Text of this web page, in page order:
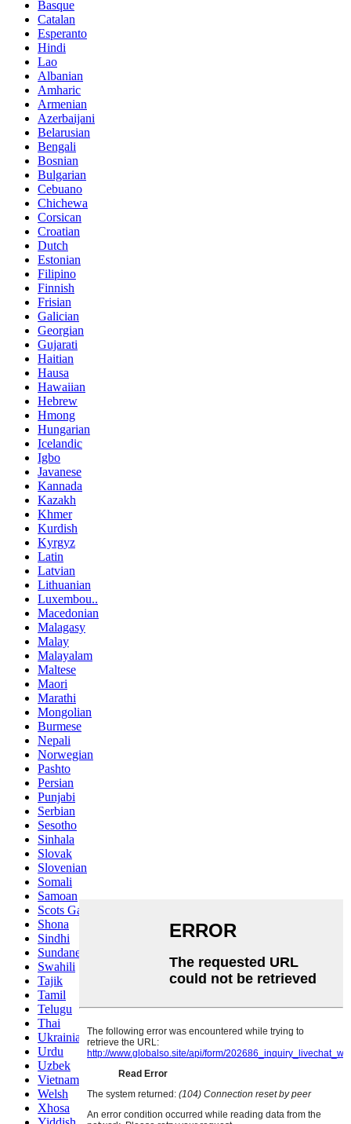
Basque
Catalan
Esperanto
Hindi
Lao
Albanian
Amharic
Armenian
Azerbaijani
Belarusian
Bengali
Bosnian
Bulgarian
Cebuano
Chichewa
Corsican
Croatian
Dutch
Estonian
Filipino
Finnish
Frisian
Galician
Georgian
Gujarati
Haitian
Hausa
Hawaiian
Hebrew
Hmong
Hungarian
Icelandic
Igbo
Javanese
Kannada
Kazakh
Khmer
Kurdish
Kyrgyz
Latin
Latvian
Lithuanian
Luxembou..
Macedonian
Malagasy
Malay
Malayalam
Maltese
Maori
Marathi
Mongolian
Burmese
Nepali
Norwegian
Pashto
Persian
Punjabi
Serbian
Sesotho
Sinhala
Slovak
Slovenian
Somali
Samoan
Scots Gaelic
Shona
Sindhi
Sundanese
Swahili
Tajik
Tamil
Telugu
Thai
Ukrainian
Urdu
Uzbek
Vietnamese
Welsh
Xhosa